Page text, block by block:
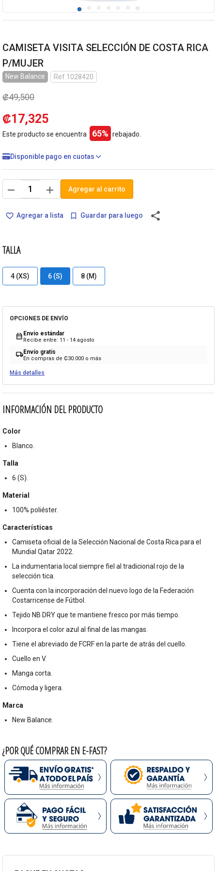
CAMISETA VISITA SELECCIÓN DE COSTA RICA
P/MUJER
New Balance Ref.1028420
₡49,500
₡17,325
Este producto se encuentra 65% rebajado.
Disponible pago en cuotas
remove add Agregar al carrito
favorite_border Agregar a lista bookmark_border Guardar para luego share
TALLA
4 (XS) 6 (S) 8 (M)
OPCIONES DE ENVÍO
calendar_month Envío estándar
Recibe entre: 11 - 14 agosto
local_shippingEnvío gratis
En compras de ₡30.000 o más
Más detalles
INFORMACIÓN DEL PRODUCTO
Color
Blanco.
Talla
6 (S).
Material
100% poliéster.
Características
Camiseta oficial de la Selección Nacional de Costa Rica para el
Mundial Qatar 2022.
La indumentaria local siempre fiel al tradicional rojo de la
selección tica.
Cuenta con la incorporación del nuevo logo de la Federación
Costarricense de Fútbol.
Tejido NB DRY que te mantiene fresco por más tiempo.
Incorpora el color azul al final de las mangas.
Tiene el abreviado de FCRF en la parte de atrás del cuello.
Cuello en V.
Manga corta.
Cómoda y ligera.
Marca
New Balance.
¿POR QUÉ COMPRAR EN E-FAST?